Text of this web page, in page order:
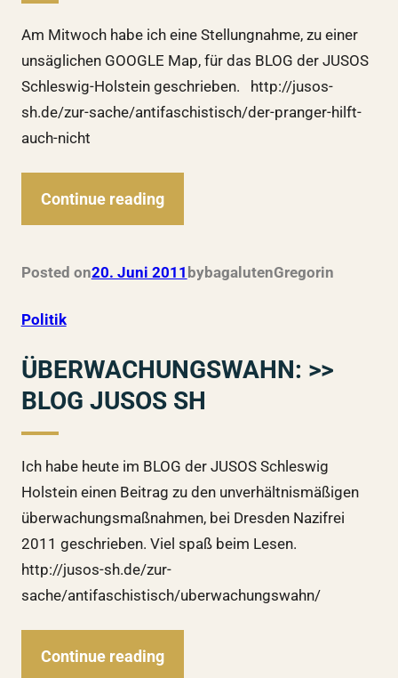
Am Mitwoch habe ich eine Stellungnahme, zu einer
unsäglichen GOOGLE Map, für das BLOG der JUSOS
Schleswig-Holstein geschrieben. http://jusos-
sh.de/zur-sache/antifaschistisch/der-pranger-hilft-
auch-nicht
Continue reading
Posted on20. Juni 2011 bybagalutenGregorin
Politik
ÜBERWACHUNGSWAHN: >>
BLOG JUSOS SH
Ich habe heute im BLOG der JUSOS Schleswig
Holstein einen Beitrag zu den unverhältnismäßigen
überwachungsmaßnahmen, bei Dresden Nazifrei
2011 geschrieben. Viel spaß beim Lesen.
http://jusos-sh.de/zur-
sache/antifaschistisch/uberwachungswahn/
Continue reading